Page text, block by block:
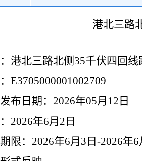
港北三路
港北三路北侧 35千伏四回
E3705000001002709
布日期： 2026年05月 12 日
2026年6月 2 日
限： 2026年6月 3 日 -2026年6